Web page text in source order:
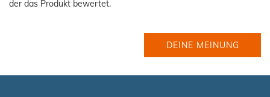
der das Produkt bewertet.
DEINE MEINUNG